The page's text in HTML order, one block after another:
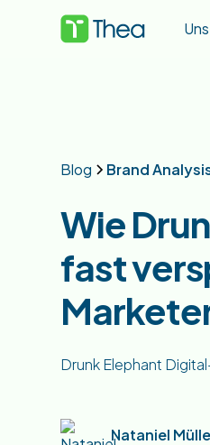
Blog Brand
Wie
fast
Drunk Elephant
Nataniel